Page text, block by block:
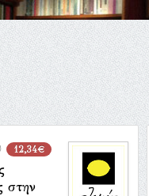
12,34€
στην